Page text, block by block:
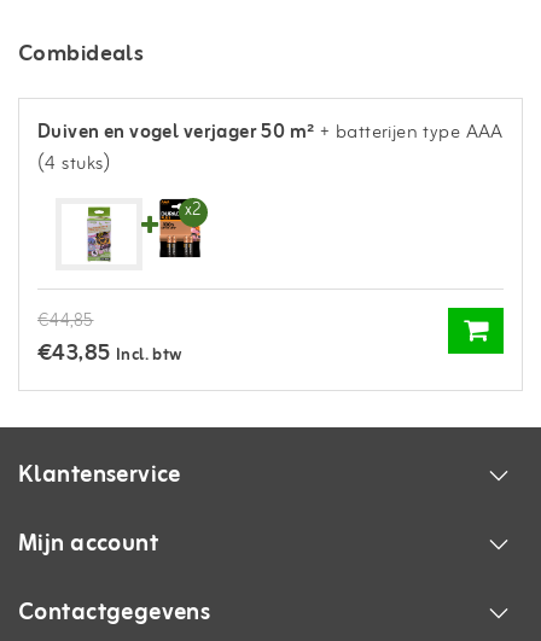
Combideals
Duiven en vogel verjager 50 m²+ batterijen type AAA
(4 stuks)
x2
€44,85
€43,85 Incl. btw
Klantenservice
Mijn account
Contactgegevens